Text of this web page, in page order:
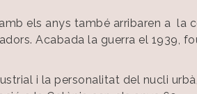
els anys també arribaren a la
Acabada la guerra el 1939,
i la personalitat del nucli